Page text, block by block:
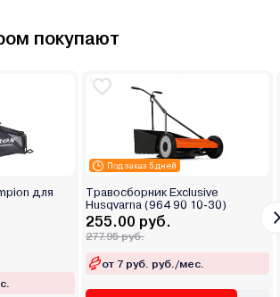
покупают
для
Под заказ 5 дней
Травосборник Exclusive
Husqvarna (964 90 10-30)
255.00 руб.
277.95 руб.
от 7 руб. руб./мес.